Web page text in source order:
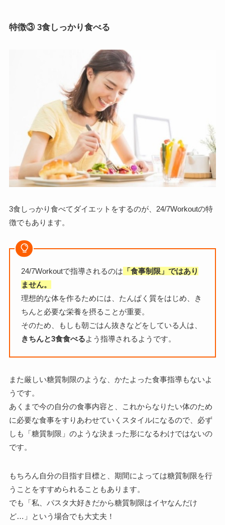
特徴③ 3食しっかり食べる
3食しっかり食べてダイエットをするのが、24/7Workoutの特
徴でもあります。
24/7Workoutで指導されるのは 「食事制限」ではあり
ません。
理想的な体を作るためには、たんぱく質をはじめ、き
ちんと必要な栄養を摂ることが重要。
そのため、もしも朝ごはん抜きなどをしている人は、
きちんと3食食べるよう指導されるようです。
また厳しい糖質制限のような、かたよった食事指導もないよ
うです。
あくまで今の自分の食事内容と、これからなりたい体のため
に必要な食事をすりあわせていくスタイルになるので、必ず
しも「糖質制限」のような決まった形になるわけではないの
です。
もちろん自分の目指す目標と、期間によっては糖質制限を行
うことをすすめられることもあります。
でも「私、パスタ大好きだから糖質制限はイヤなんだけ
ど…」という場合でも大丈夫！